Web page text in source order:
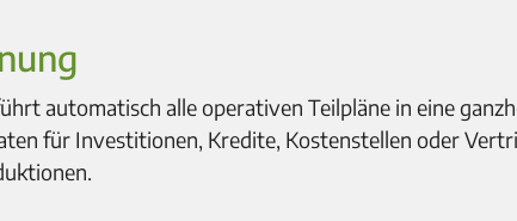
automatisch alle operativen Teilpläne in eine
für Investitionen, Kredite, Kostenstellen oder